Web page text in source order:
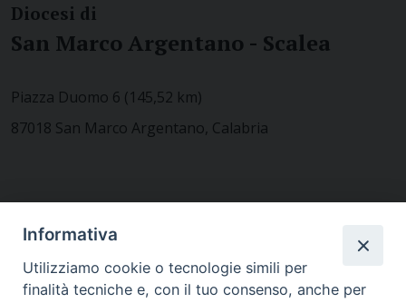
Diocesi di
San Marco Argentano - Scalea
Piazza Duomo 6 (145,52 km)
87018 San Marco Argentano, Calabria
MODULISTICA
Informativa
Utilizziamo cookie o tecnologie simili per
finalità tecniche e, con il tuo consenso, anche per